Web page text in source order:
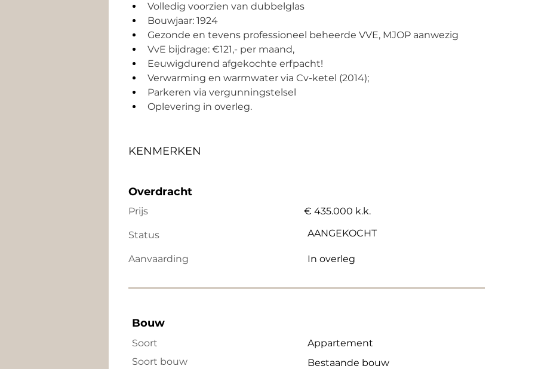
Volledig voorzien van dubbelglas
Bouwjaar: 1924
Gezonde en tevens professioneel beheerde VVE, MJOP aanwezig
VvE bijdrage: €121,- per maand,
Eeuwigdurend afgekochte erfpacht!
Verwarming en warmwater via Cv-ketel (2014);
Parkeren via vergunningstelsel
Oplevering in overleg.
KENMERKEN
Overdracht
Prijs
Status
Aanvaarding
€ 435.000 k.k.
AANGEKOCHT
In overleg
Bouw
Soort
Soort bouw
Appartement
Bestaande bouw